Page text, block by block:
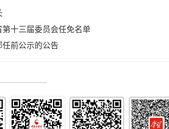
十三届委员会任免名单
前公示的公告